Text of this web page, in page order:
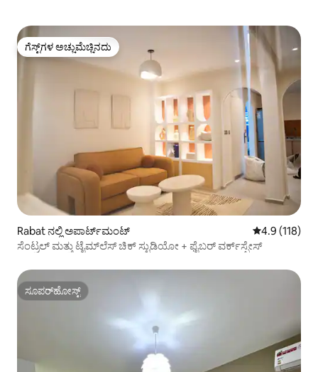
ಗೆಸ್ಟ್‌ಗಳ ಅಚ್ಚುಮೆಚ್ಚಿನದು
ಗೆಸ್ಟ್‌ಗಳ ಅಚ್ಚುಮೆಚ್ಚಿನದು
Rabat ನಲ್ಲಿ ಅಪಾರ್ಟ್‌ಮಂಟ್ 5 ರಲ್ಲಿ 4.9
4.9 (118)
ಸೆಂಟ್ರಲ್ ಮತ್ತು ಟೈಮ್‌ಲೆಸ್ ಚಿಕ್ ಸ್ಟುಡಿಯೋ + ಫೈಬರ್ ವರ್ಕ್‌ಸ್ಪೇಸ್
ಸೂಪರ್‌ಹೋಸ್ಟ್
ಸೂಪರ್‌ಹೋಸ್ಟ್